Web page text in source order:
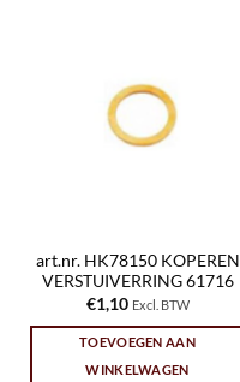
art.nr. HK78150 KOPEREN
VERSTUIVERRING 61716
€1,10 Excl. BTW
TOEVOEGEN AAN
WINKELWAGEN